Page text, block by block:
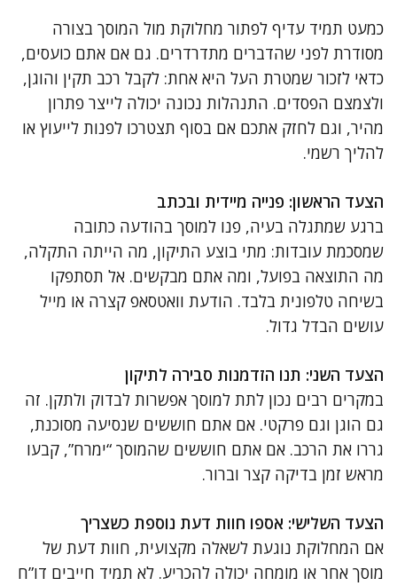
כמעט תמיד עדיף לפתור מחלוקת מול המוסך בצורה
מסודרת לפני שהדברים מתדרדרים. גם אם אתם כועסים,
כדאי לזכור שמטרת העל היא אחת: לקבל רכב תקין והוגן,
ולצמצם הפסדים. התנהלות נכונה יכולה לייצר פתרון
מהיר, וגם לחזק אתכם אם בסוף תצטרכו לפנות לייעוץ או
להליך רשמי.
הצעד הראשון: פנייה מיידית ובכתב
ברגע שמתגלה בעיה, פנו למוסך בהודעה כתובה
שמסכמת עובדות: מתי בוצע התיקון, מה הייתה התקלה,
מה התוצאה בפועל, ומה אתם מבקשים. אל תסתפקו
בשיחה טלפונית בלבד. הודעת וואטסאפ קצרה או מייל
עושים הבדל גדול.
הצעד השני: תנו הזדמנות סבירה לתיקון
במקרים רבים נכון לתת למוסך אפשרות לבדוק ולתקן. זה
גם הוגן וגם פרקטי. אם אתם חוששים שנסיעה מסוכנת,
גררו את הרכב. אם אתם חוששים שהמוסך “ימרח”, קבעו
מראש זמן בדיקה קצר וברור.
הצעד השלישי: אספו חוות דעת נוספת כשצריך
אם המחלוקת נוגעת לשאלה מקצועית, חוות דעת של
מוסך אחר או מומחה יכולה להכריע. לא תמיד חייבים דו”ח